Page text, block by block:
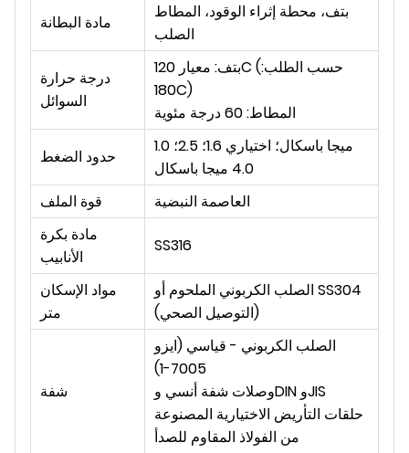
مادة البطانة
بتف، محطة إثراء الوقود، المطاط
الصلب
درجة حرارة
السوائل
بتف: معيار 120C (حسب الطلب:
180C)
المطاط: 60 درجة مئوية
حدود الضغط
1.0 ميجا باسكال؛ اختياري 1.6؛ 2.5؛
4.0 ميجا باسكال
قوة الملف
العاصمة النبضية
مادة بكرة
الأنابيب
SS316
مواد الإسكان
متر
الصلب الكربوني الملحوم أو SS304
(التوصيل الصحي)
شفة
الصلب الكربوني - قياسي (ايزو
7005-1)
وصلات شفة أنسي وDIN وJIS
حلقات التأريض الاختيارية المصنوعة
من الفولاذ المقاوم للصدأ